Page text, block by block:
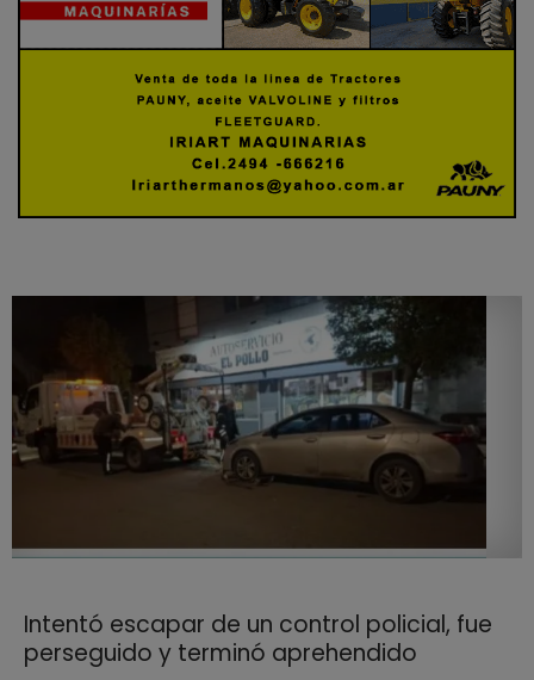
Intentó escapar de un control policial, fue
perseguido y terminó aprehendido